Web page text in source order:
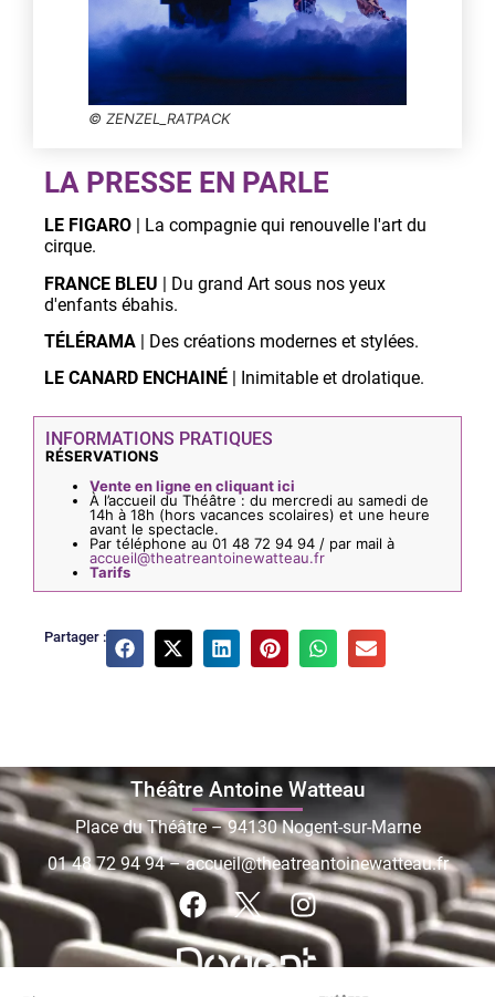
LA PRESSE EN PARLE
LE FIGARO | La compagnie qui renouvelle l'art du
cirque.
FRANCE BLEU | Du grand Art sous nos yeux
d'enfants ébahis.
TÉLÉRAMA | Des créations modernes et stylées.
LE CANARD ENCHAINÉ | Inimitable et drolatique.
INFORMATIONS PRATIQUES
RÉSERVATIONS
Vente en ligne en cliquant ici
À l’accueil du Théâtre : du mercredi au samedi de
14h à 18h (hors vacances scolaires) et une heure
avant le spectacle.
Par téléphone au 01 48 72 94 94 / par mail à
accueil@theatreantoinewatteau.fr
Tarifs
Partager :
Théâtre Antoine Watteau
Place du Théâtre – 94130 Nogent-sur-Marne
01 48 72 94 94–accueil@theatreantoinewatteau.fr